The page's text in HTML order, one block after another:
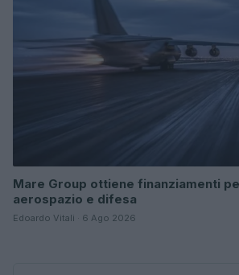
Mare Group ottiene finanziamenti
aerospazio e difesa
Edoardo Vitali · 6 Ago 2026